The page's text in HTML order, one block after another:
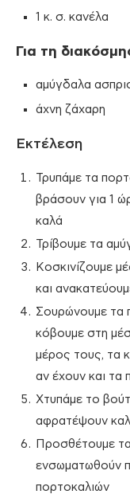
1 κ. σ. κανέλα
Για τη
αμύγδαλα
άχνη ζάχαρη
Εκτέλεση
Τρυπάμε τα
βράσουν για 1
καλά
Τρίβουμε τα
Κοσκινίζουμε
και
Σουρώνουμε τα
κόβουμε στη
μέρος τους, τα
αν έχουν και τα
Χτυπάμε το
αφρατέψουν
Προσθέτουμε
ενσωματωθούν
πορτοκαλιών